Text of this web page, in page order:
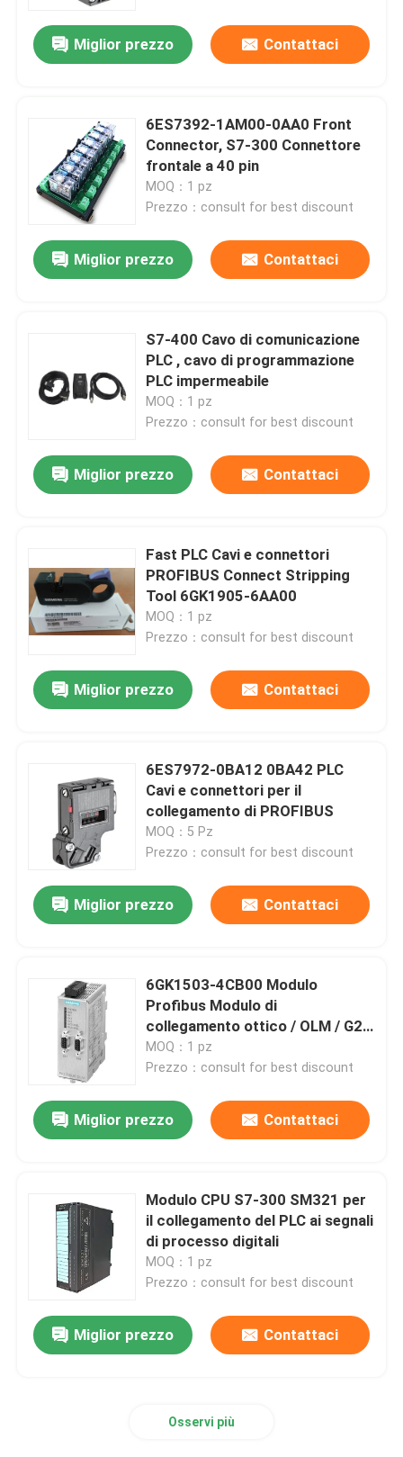
Prodotti
Circa noi
Giro della fabbrica
Contattici
Richieda una citazione
Prodotti di automazione industriale
Miglior prezzo Contattaci
6ES7392-1AM00-0AA0 Front
Connector, S7-300 Connettore
frontale a 40 pin
MOQ：1 pz
Prezzo：consult for best discount
Miglior prezzo Contattaci
S7-400 Cavo di comunicazione
PLC , cavo di programmazione
PLC impermeabile
MOQ：1 pz
Prezzo：consult for best discount
Miglior prezzo Contattaci
Fast PLC Cavi e connettori
PROFIBUS Connect Stripping
Tool 6GK1905-6AA00
MOQ：1 pz
Prezzo：consult for best discount
Miglior prezzo Contattaci
6ES7972-0BA12 0BA42 PLC
Cavi e connettori per il
collegamento di PROFIBUS
MOQ：5 Pz
Prezzo：consult for best discount
Miglior prezzo Contattaci
6GK1503-4CB00 Modulo
Profibus Modulo di
collegamento ottico / OLM / G22
V4.0
MOQ：1 pz
Prezzo：consult for best discount
Miglior prezzo Contattaci
Modulo CPU S7-300 SM321 per
il collegamento del PLC ai segnali
di processo digitali
MOQ：1 pz
Prezzo：consult for best discount
Miglior prezzo Contattaci
Osservi più